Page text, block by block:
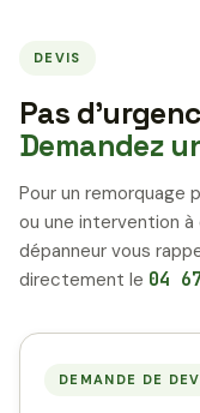
DEVIS
Pas
Demandez
Pour un remorquage
ou une intervention
dépanneur vous
directement le 04
DEMANDE DE